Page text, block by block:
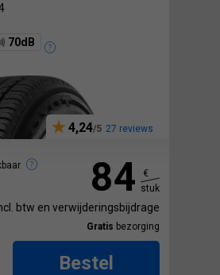
70dB
4,24 27 reviews
84
€
stuk
btw en verwijderingsbijdrage
Gratis bezorging
Bestel